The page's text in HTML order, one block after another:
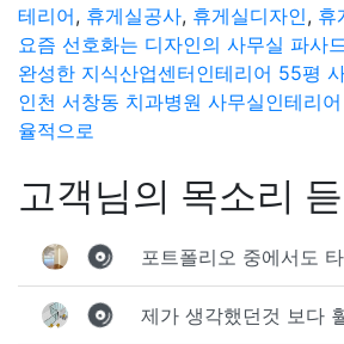
테리어, 휴게실공사, 휴게실디자인, 휴
글
탐
색
요즘 선호화는 디자인의 사무실 파사
완성한 지식산업센터인테리어 55평
인천 서창동 치과병원 사무실인테리
율적으로
고객님의 목소리